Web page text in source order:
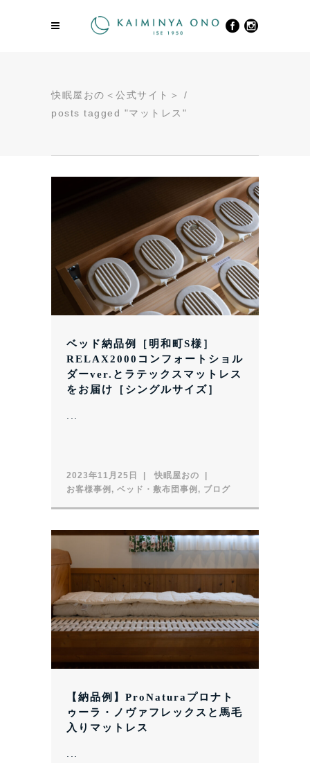
快眠屋おの＜公式サイト＞
/
posts tagged "マットレス"
ベッド納品例［明和町S様］
RELAX2000コンフォートショル
ダーver.とラテックスマットレス
をお届け［シングルサイズ］
2023年11月25日
快眠屋おの
お客様事例 , ベッド・敷布団事例 , ブログ
【納品例】ProNaturaプロナト
ゥーラ・ノヴァフレックスと馬毛
入りマットレス